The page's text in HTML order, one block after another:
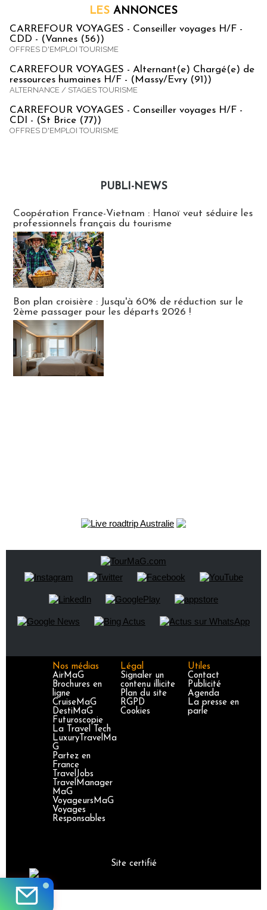
LES ANNONCES
CARREFOUR VOYAGES - Conseiller voyages H/F -
CDD - (Vannes (56))
OFFRES D'EMPLOI TOURISME
CARREFOUR VOYAGES - Alternant(e) Chargé(e) de
ressources humaines H/F - (Massy/Evry (91))
ALTERNANCE / STAGES TOURISME
CARREFOUR VOYAGES - Conseiller voyages H/F -
CDI - (St Brice (77))
OFFRES D'EMPLOI TOURISME
PUBLI-NEWS
Coopération France-Vietnam : Hanoï veut séduire les
professionnels français du tourisme
Bon plan croisière : Jusqu'à 60% de réduction sur le
2ème passager pour les départs 2026 !
Nos médias
AirMaG
Brochures en
ligne
CruiseMaG
DestiMaG
Futuroscopie
La Travel Tech
LuxuryTravelMa
G
Partez en
France
TravelJobs
TravelManager
MaG
VoyageursMaG
Voyages
Responsables
Légal
Signaler un
contenu illicite
Plan du site
RGPD
Cookies
Utiles
Contact
Publicité
Agenda
La presse en
parle
Site certifié